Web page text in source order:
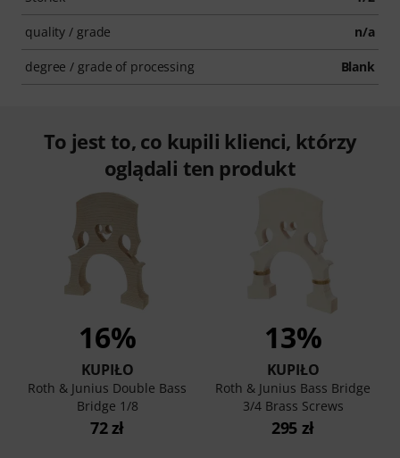
quality / grade n/a
degree / grade of processing Blank
To jest to, co kupili klienci, którzy
oglądali ten produkt
16%
KUPIŁO
Roth & Junius Double Bass
Bridge 1/8
72 zł
13%
KUPIŁO
Roth & Junius Bass Bridge
3/4 Brass Screws
295 zł